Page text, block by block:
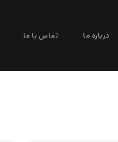
درباره ما تماس با ما